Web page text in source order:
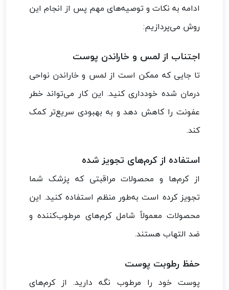
ادامه به نکات و توصیه‌های مهم پس از انجام این
روش می‌پردازیم:
اجتناب از لمس و خاراندن پوست
تا جایی که ممکن است از لمس و خاراندن نواحی
درمان شده خودداری کنید. این کار می‌تواند خطر
عفونت را کاهش دهد و به بهبودی سریع‌تر کمک
کند.
استفاده از کرم‌های تجویز شده
از کرم‌ها و محصولات مراقبتی که پزشک شما
تجویز کرده است به‌طور منظم استفاده کنید. این
محصولات معمولاً شامل کرم‌های مرطوب‌کننده و
ضد التهاب هستند.
حفظ رطوبت پوست
پوست خود را مرطوب نگه دارید. از کرم‌های